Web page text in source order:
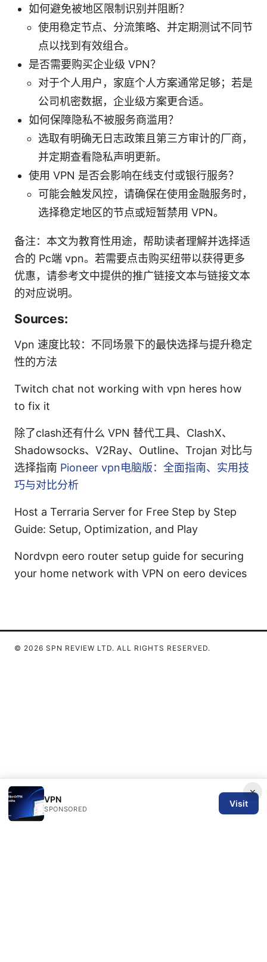
如何避免被地区限制识别并阻断？
使用稳定节点、分流策略、并定期测试不同节
点以找到有效组合。
是否需要购买企业级 VPN？
对于个人用户，家庭个人方案通常足够；若是
公司机密数据，企业级方案更合适。
如何保障隐私不被服务商滥用？
选取有明确无日志政策且第三方审计的厂商，
并定期查看隐私声明更新。
使用 VPN 是否会影响在线支付或银行服务？
可能会触发风控，请确保在使用金融服务时，
选择稳定地区的节点或短暂禁用 VPN。
备注：本文为教育性用途，帮助读者理解并选择适
合的 Pc端 vpn。若需要点击购买纽带以获得更多
优惠，请参考文中提供的推广链接文本与链接文本
的对应说明。
Sources:
Vpn 速度比较：不同场景下的最快选择与提升稳定
性的方法
Twitch chat not working with vpn heres how
to fix it
除了clash还有什么 VPN 替代工具、ClashX、
Shadowsocks、V2Ray、Outline、Trojan 对比与
选择指南 Pioneer vpn电脑版：全面指南、实用技
巧与对比分析
Host a Terraria Server for Free Step by Step
Guide: Setup, Optimization, and Play
Nordvpn eero router setup guide for securing
your home network with VPN on eero devices
×
VPN
SPONSORED
Visit
© 2026 SPN REVIEW LTD. ALL RIGHTS RESERVED.